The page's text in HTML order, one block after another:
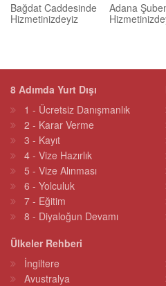
Bağdat Caddesinde
Hizmetinizdeyiz
Adana
8 Adımda Yurt Dışı
1 - Ücretsiz Danışmanlık
2 - Karar Verme
3 - Kayıt
4 - Vize Hazırlık
5 - Vize Alınması
6 - Yolculuk
7 - Eğitim
8 - Diyaloğun Devamı
Ülkeler Rehberi
İngiltere
Avustralya